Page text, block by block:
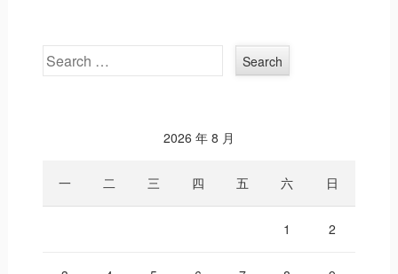
Search
2026 年 8 月
一 二 三 四 五 六 日
1 2